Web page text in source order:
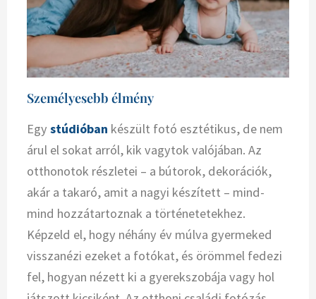
Személyesebb élmény
Egystúdióban készült fotó esztétikus, de nem
árul el sokat arról, kik vagytok valójában. Az
otthonotok részletei – a bútorok, dekorációk,
akár a takaró, amit a nagyi készített – mind-
mind hozzátartoznak a történetetekhez.
Képzeld el, hogy néhány év múlva gyermeked
visszanézi ezeket a fotókat, és örömmel fedezi
fel, hogyan nézett ki a gyerekszobája vagy hol